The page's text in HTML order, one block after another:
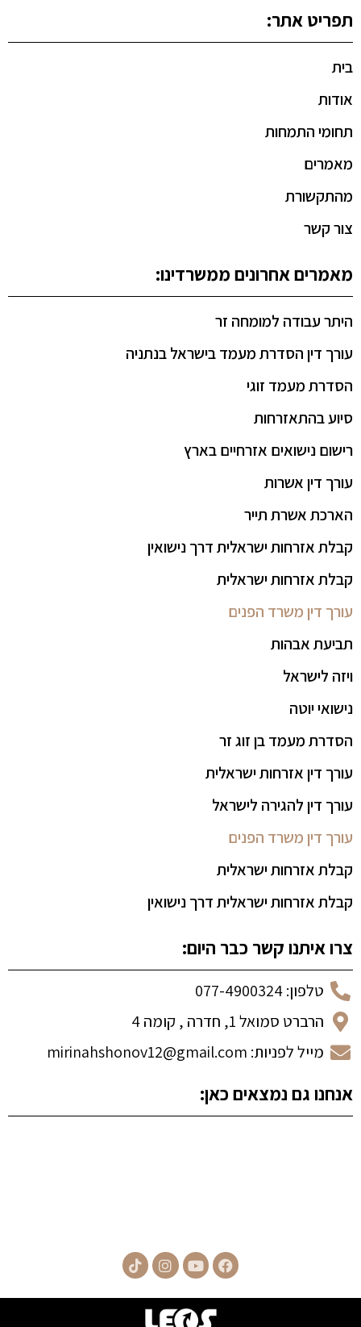
תפריט אתר:
בית
אודות
תחומי התמחות
מאמרים
מהתקשורת
צור קשר
מאמרים אחרונים ממשרדינו:
היתר עבודה למומחה זר
עורך דין הסדרת מעמד בישראל בנתניה
הסדרת מעמד זוגי
סיוע בהתאזרחות
רישום נישואים אזרחיים בארץ
עורך דין אשרות
הארכת אשרת תייר
קבלת אזרחות ישראלית דרך נישואין
קבלת אזרחות ישראלית
עורך דין משרד הפנים
תביעת אבהות
ויזה לישראל
נישואי יוטה
הסדרת מעמד בן זוג זר
עורך דין אזרחות ישראלית
עורך דין להגירה לישראל
עורך דין משרד הפנים
קבלת אזרחות ישראלית
קבלת אזרחות ישראלית דרך נישואין
צרו איתנו קשר כבר היום:
טלפון: 077-4900324
הרברט סמואל 1, חדרה , קומה 4
מייל לפניות: mirinahshonov12@gmail.com
אנחנו גם נמצאים כאן: